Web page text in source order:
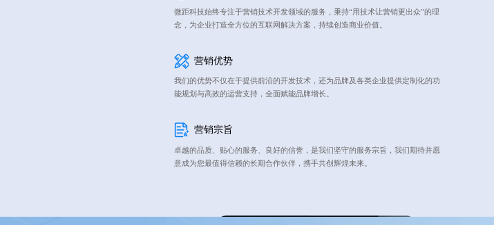
微距科技始终专注于营销技术开发领域的服务，秉持“用技术让营销更出众”的理
念，为企业打造全方位的互联网解决方案，持续创造商业价值。
营销优势
我们的优势不仅在于提供前沿的开发技术，还为品牌及各类企业提供定制化的功
能规划与高效的运营支持，全面赋能品牌增长。
营销宗旨
卓越的品质、贴心的服务、良好的信誉，是我们坚守的服务宗旨，我们期待并愿
意成为您最值得信赖的长期合作伙伴，携手共创辉煌未来。